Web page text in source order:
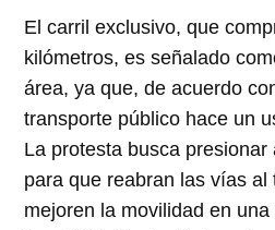
El carril exclusivo, que
kilómetros, es señalado
área, ya que, de acuerdo
transporte público hace un
La protesta busca presionar
para que reabran las vías al
mejoren la movilidad en